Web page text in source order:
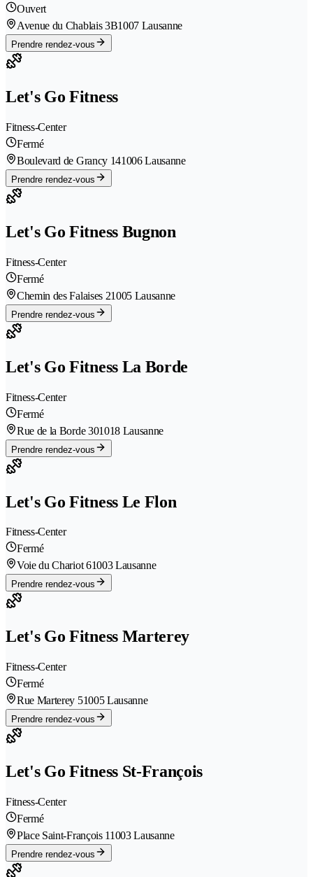
Ouvert
Avenue du Chablais 3B1007 Lausanne
Prendre rendez-vous
Let's Go Fitness
Fitness-Center
Fermé
Boulevard de Grancy 141006 Lausanne
Prendre rendez-vous
Let's Go Fitness Bugnon
Fitness-Center
Fermé
Chemin des Falaises 21005 Lausanne
Prendre rendez-vous
Let's Go Fitness La Borde
Fitness-Center
Fermé
Rue de la Borde 301018 Lausanne
Prendre rendez-vous
Let's Go Fitness Le Flon
Fitness-Center
Fermé
Voie du Chariot 61003 Lausanne
Prendre rendez-vous
Let's Go Fitness Marterey
Fitness-Center
Fermé
Rue Marterey 51005 Lausanne
Prendre rendez-vous
Let's Go Fitness St-François
Fitness-Center
Fermé
Place Saint-François 11003 Lausanne
Prendre rendez-vous